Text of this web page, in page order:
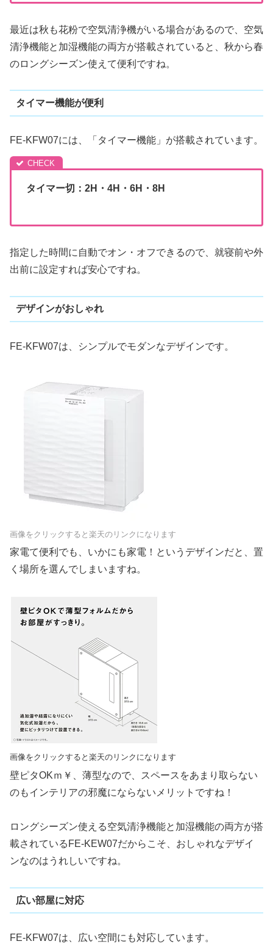
最近は秋も花粉で空気清浄機がいる場合があるので、空気
清浄機能と加湿機能の両方が搭載されていると、秋から春
のロングシーズン使えて便利ですね。
タイマー機能が便利
FE-KFW07には、「タイマー機能」が搭載されています。
タイマー切：2H・4H・6H・8H
指定した時間に自動でオン・オフできるので、就寝前や外
出前に設定すれば安心ですね。
デザインがおしゃれ
FE-KFW07は、シンプルでモダンなデザインです。
画像をクリックすると楽天のリンクになります
家電て便利でも、いかにも家電！というデザインだと、置
く場所を選んでしまいますね。
画像をクリックすると楽天のリンクになります
壁ピタOKｍ￥、薄型なので、スペースをあまり取らない
のもインテリアの邪魔にならないメリットですね！
ロングシーズン使える空気清浄機能と加湿機能の両方が搭
載されているFE-KEW07だからこそ、おしゃれなデザイ
ンなのはうれしいですね。
広い部屋に対応
FE-KFW07は、広い空間にも対応しています。